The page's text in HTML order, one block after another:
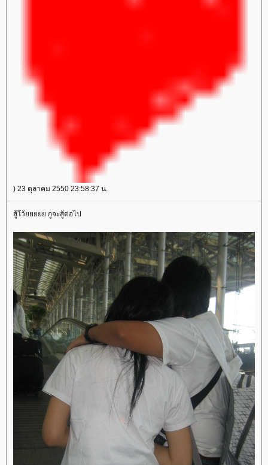
) 23 ตุลาคม 2550 23:58:37 น.
สู้โว้ยยยยย กูจะสู้ต่อไป